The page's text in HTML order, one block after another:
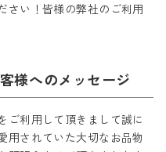
さい！皆様の弊社のご利用
様へのメッセージ
ご利用して頂きまして誠に
用されていた大切なお品物